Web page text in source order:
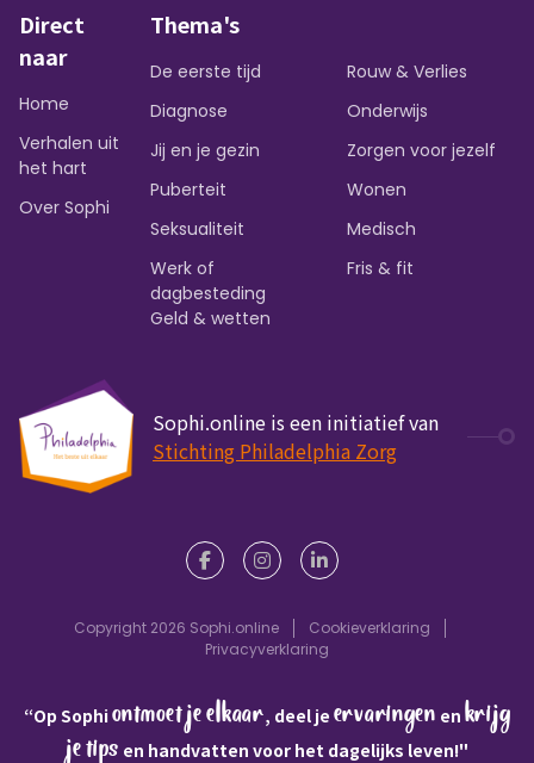
Direct
naar
Home
Verhalen uit
het hart
Over Sophi
Thema's
De eerste tijd
Diagnose
Jij en je gezin
Puberteit
Seksualiteit
Werk of
dagbesteding
Rouw & Verlies
Onderwijs
Zorgen voor jezelf
Wonen
Medisch
Fris & fit
Geld & wetten
Sophi.online is een initiatief van
Stichting Philadelphia Zorg
Copyright 2026 Sophi.online
Cookieverklaring
Privacyverklaring
“Op Sophiontmoet je elkaar, deel je ervaringen en krijg
je tips en handvatten voor het dagelijks leven!"